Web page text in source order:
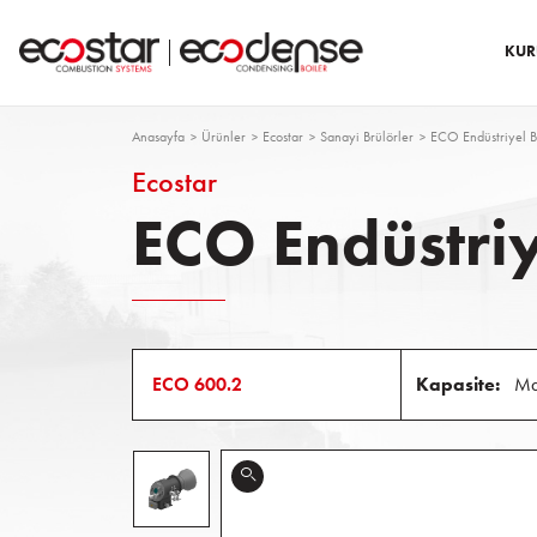
Anasayfa Ürünler Ecostar Sanayi Brülörler ECO Endüstriyel
Ecostar
ECO
ECO 600.2 Kapasite: